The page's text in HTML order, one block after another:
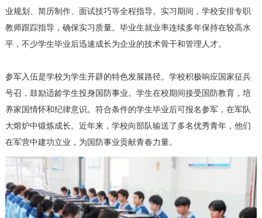
业规划、简历制作、面试技巧等全程指导。实习期间，学校安排专职
教师跟踪指导，确保实习质量。毕业生就业率连续多年保持在较高水
平，不少学生毕业后迅速成长为企业的技术骨干和管理人才。
参军入伍是学校为学生开辟的特色发展路径。学校积极响应国家征兵
号召，鼓励适龄学生投身国防事业。学生在校期间接受国防教育，培
养家国情怀和纪律意识。符合条件的学生毕业后可报名参军，在军队
大熔炉中锻炼成长。近年来，学校向部队输送了多名优秀青年，他们
在军营中建功立业，为国防事业贡献青春力量。